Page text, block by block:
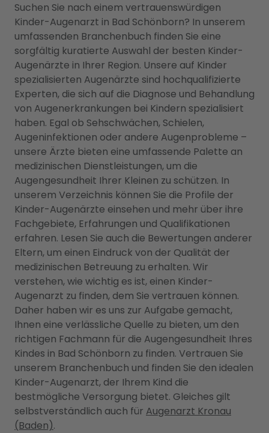
Suchen Sie nach einem vertrauenswürdigen
Kinder-Augenarzt in Bad Schönborn? In unserem
umfassenden Branchenbuch finden Sie eine
sorgfältig kuratierte Auswahl der besten Kinder-
Augenärzte in Ihrer Region. Unsere auf Kinder
spezialisierten Augenärzte sind hochqualifizierte
Experten, die sich auf die Diagnose und Behandlung
von Augenerkrankungen bei Kindern spezialisiert
haben. Egal ob Sehschwächen, Schielen,
Augeninfektionen oder andere Augenprobleme –
unsere Ärzte bieten eine umfassende Palette an
medizinischen Dienstleistungen, um die
Augengesundheit Ihrer Kleinen zu schützen. In
unserem Verzeichnis können Sie die Profile der
Kinder-Augenärzte einsehen und mehr über ihre
Fachgebiete, Erfahrungen und Qualifikationen
erfahren. Lesen Sie auch die Bewertungen anderer
Eltern, um einen Eindruck von der Qualität der
medizinischen Betreuung zu erhalten. Wir
verstehen, wie wichtig es ist, einen Kinder-
Augenarzt zu finden, dem Sie vertrauen können.
Daher haben wir es uns zur Aufgabe gemacht,
Ihnen eine verlässliche Quelle zu bieten, um den
richtigen Fachmann für die Augengesundheit Ihres
Kindes in Bad Schönborn zu finden. Vertrauen Sie
unserem Branchenbuch und finden Sie den idealen
Kinder-Augenarzt, der Ihrem Kind die
bestmögliche Versorgung bietet. Gleiches gilt
selbstverständlich auch für Augenarzt Kronau
(Baden).